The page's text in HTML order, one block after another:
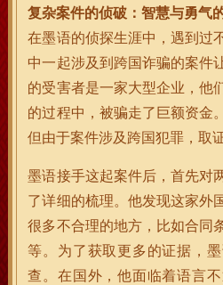
复杂案件的侦破：智慧与勇气
在墨语的侦探生涯中，遇到过
中一起涉及到跨国诈骗的案件
的受害者是一家大型企业，他
的过程中，被骗走了巨额资金
但由于案件涉及跨国犯罪，取
墨语接手这起案件后，首先对
了详细的梳理。他发现这家外
很多不合理的地方，比如合同
等。为了获取更多的证据，
查。在国外，他面临着语言